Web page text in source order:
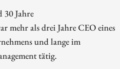
30 Jahre
mehr als drei Jahre CEO eines
und lange im
tätig.